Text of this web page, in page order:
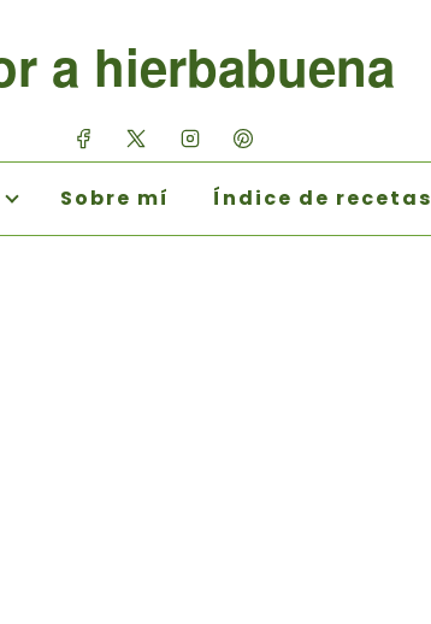
a hierbabuena
Sobre mí Índice de recetas